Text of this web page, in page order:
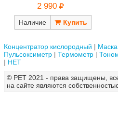
2 990
Наличие
Концентратор кислородный
Маска
Пульсоксиметр
Термометр
НЕТ
© РЕТ 2021 - права защищены,
на сайте являются